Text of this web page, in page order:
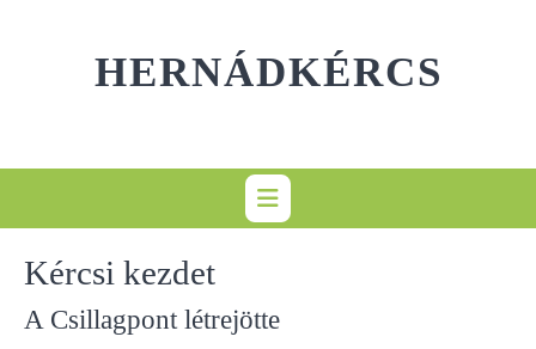
HERNÁDKÉRCS
Kércsi kezdet
A Csillagpont létrejötte